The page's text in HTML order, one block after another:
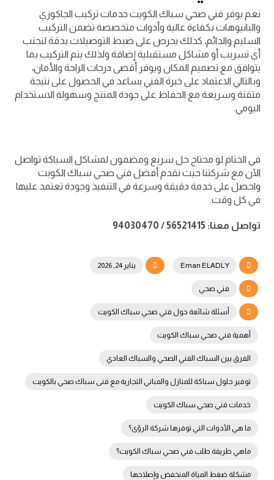
نعم يوفر فني صحي سباك الكويت خدمات تركيب الجاكوزي
والبانيوهات بكفاءة عالية وأدوات متخصصة تضمن التركيب
السليم والدائم، كذلك يحرص على ضبط التوصيلات بدقة لتجنب
أي تسريب أو مشاكل مستقبلية إضافة ولذلك يتم التركيب بما
يتوافق مع تصميم المكان ويوفر أقصى درجات الراحة والأمان،
وبالتالي الاعتماد على خبرة الفني يساعد في الحصول على نتيجة
متقنة وسريعة مع الحفاظ على جودة المنتج وسهولة الاستخدام
اليومي.
في الختام لو محتاج حل سريع ومضمون لمشاكل السباكة تواصل
الآن مع شركتنا حيث نقدم أفضل فني صحي سباك الكويت
واحصل على خدمة دقيقة وسرعة في التنفيذ وجودة تعتمد عليها
في كل وقت.
تواصل معنا:56521415 / 94030470
Eman ELADLY يناير 24, 2026
فني صحي
أسئلة شائعة حول فني صحي سباك الكويت
أهمية فني صحي سباك الكويت
الفرق بين السباك الفني الصحي والسباك العادي
توفير حلول سباكة للمنازل والمباني التجارية مع فنى سباك صحي بالكويت
خدمات فني صحي سباك الكويت
ما هي الأدوات التي توفرها شركة الرؤى؟
ماهي طريقة طلب فني صحي سباك الكويت؟
مشكلة ضغط المياة المنخفض وإصلاحها